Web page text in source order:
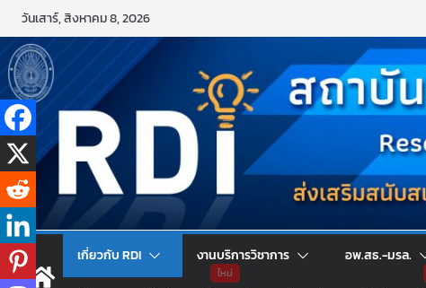
วันเสาร์, สิงหาคม 8, 2026
เกี่ยวกับ RDI งานบริการวิชาการ อพ.สธ.-มรล.